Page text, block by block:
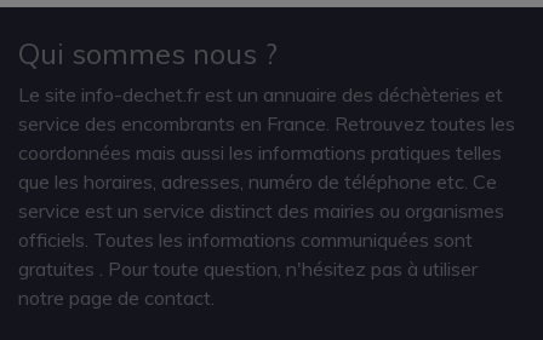
Qui sommes nous ?
Le site info-dechet.fr est un annuaire des déchèteries et
service des encombrants en France. Retrouvez toutes les
coordonnées mais aussi les informations pratiques telles
que les horaires, adresses, numéro de téléphone etc. Ce
service est un service distinct des mairies ou organismes
officiels. Toutes les informations communiquées sont
gratuites
. Pour toute question, n'hésitez pas à utiliser
notre page de contact.